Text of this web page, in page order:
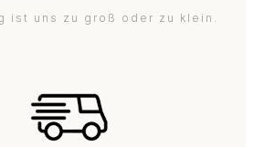
ist uns zu groß oder zu klein.